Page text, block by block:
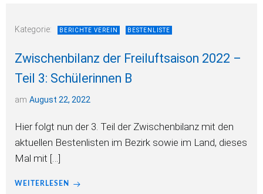
Kategorie: BERICHTE VEREIN BESTENLISTE
Zwischenbilanz der Freiluftsaison 2022 –
Teil 3: Schülerinnen B
am August 22, 2022
Hier folgt nun der 3. Teil der Zwischenbilanz mit den
aktuellen Bestenlisten im Bezirk sowie im Land, dieses
Mal mit […]
WEITERLESEN